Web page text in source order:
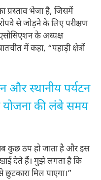
प्रस्ताव भेजा है, जिसमें
से जोड़ने के लिए परीक्षण
के अध्यक्ष
में कहा, “पहाड़ी क्षेत्रों
और स्थानीय पर्यटन
योजना की लंबे समय
कुछ ठप हो जाता है और इस
देते हैं। मुझे लगता है कि
मिल पाएगा।”